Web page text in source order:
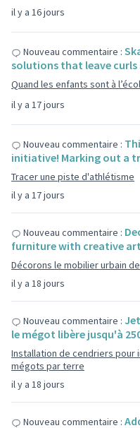
il y a 16 jours
il y a 17 jours
Nouveau commentaire :
solutions that leave
Quand les enfants sont à
il y a 17 jours
Nouveau commentaire :
initiative! Marking out a
Tracer une piste d'athlétisme
il y a 18 jours
Nouveau commentaire :
furniture with creative
Décorons le mobilier urbain
il y a 18 jours
Nouveau commentaire :
le mégot libère jusqu'à
Installation de cendriers pour
mégots par terre
Nouveau commentaire :